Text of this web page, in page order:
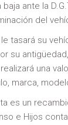
ante la
del
tasará su
su
una
marca,
es un
e Hijos